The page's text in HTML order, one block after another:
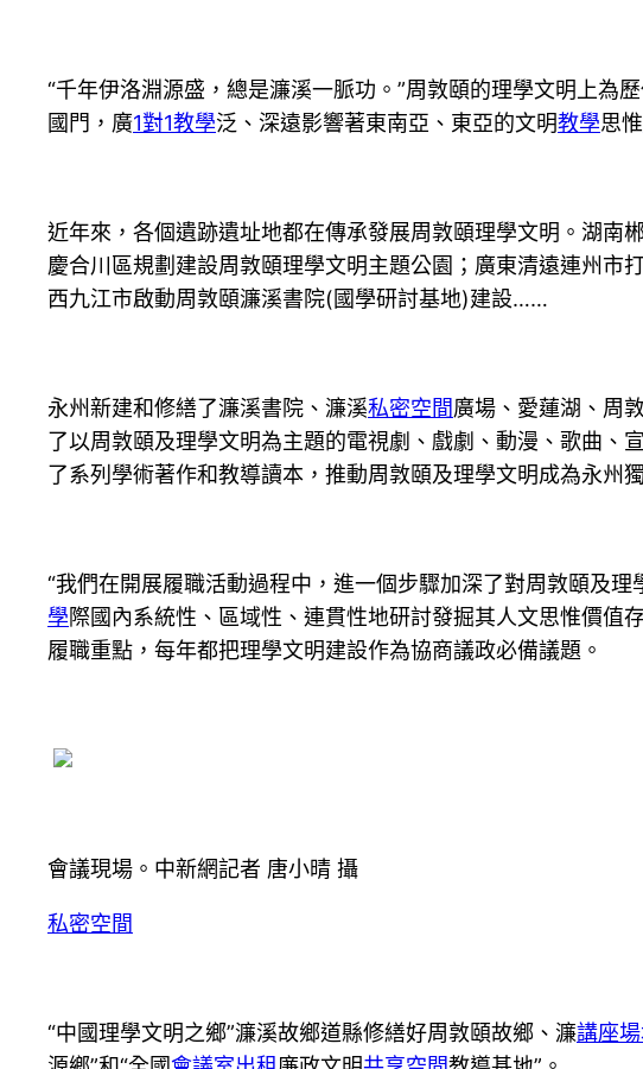
“千年伊洛淵源盛，總是濂溪一脈功。”周敦頤的理學文明上為
國門，廣1對1教學泛、深遠影響著東南亞、東亞的文明教學思惟
近年來，各個遺跡遺址地都在傳承發展周敦頤理學文明。湖南
慶合川區規劃建設周敦頤理學文明主題公園；廣東清遠連州市
西九江市啟動周敦頤濂溪書院(國學研討基地)建設……
永州新建和修繕了濂溪書院、濂溪私密空間廣場、愛蓮湖、周
了以周敦頤及理學文明為主題的電視劇、戲劇、動漫、歌曲、
了系列學術著作和教導讀本，推動周敦頤及理學文明成為永州
“我們在開展履職活動過程中，進一個步驟加深了對周敦頤及
學際國內系統性、區域性、連貫性地研討發掘其人文思惟價值
履職重點，每年都把理學文明建設作為協商議政必備議題。
會議現場。中新網記者 唐小晴 攝
私密空間
“中國理學文明之鄉”濂溪故鄉道縣修繕好周敦頤故鄉、濂講座